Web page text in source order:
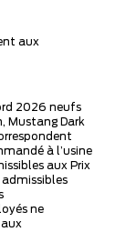
aux
2026 neufs
Mustang Dark
à l’usine
aux Prix
admissibles
ne